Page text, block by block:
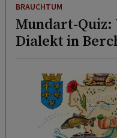
BRAUCHTUM
Mundart-Quiz:
Dialekt in